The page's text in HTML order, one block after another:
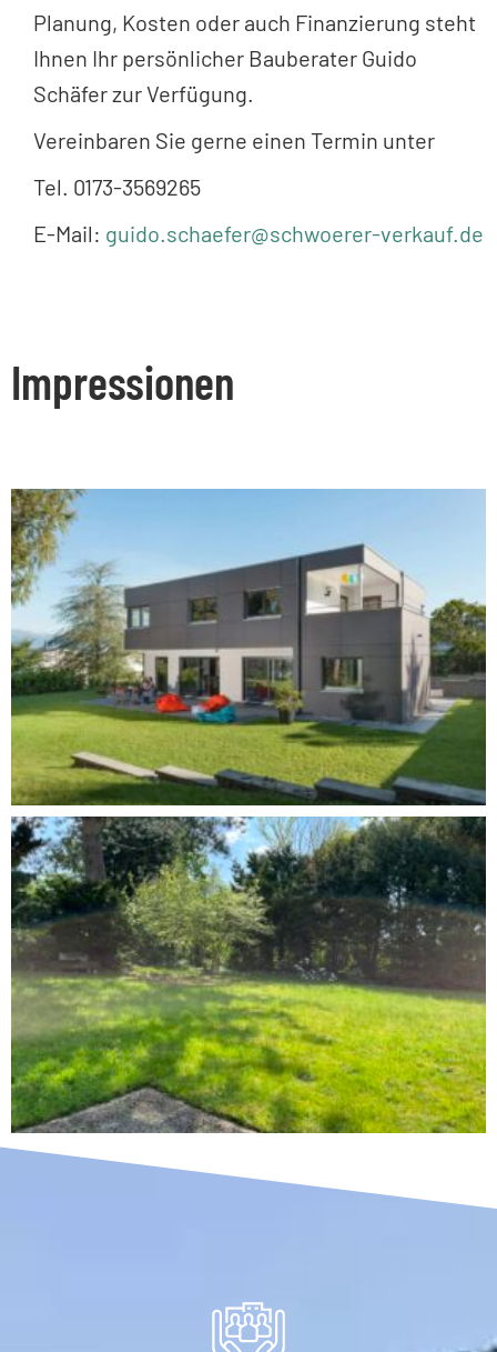
Planung, Kosten oder auch Finanzierung steht
Ihnen Ihr persönlicher Bauberater Guido
Schäfer zur Verfügung.
Vereinbaren Sie gerne einen Termin unter
Tel. 0173-3569265
E-Mail: guido.schaefer@schwoerer-verkauf.de
Impressionen